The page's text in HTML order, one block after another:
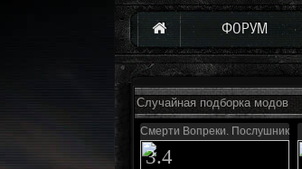
ФОРУМ
Случайная подборка модов
Смерти Вопреки. Послушник
3.4